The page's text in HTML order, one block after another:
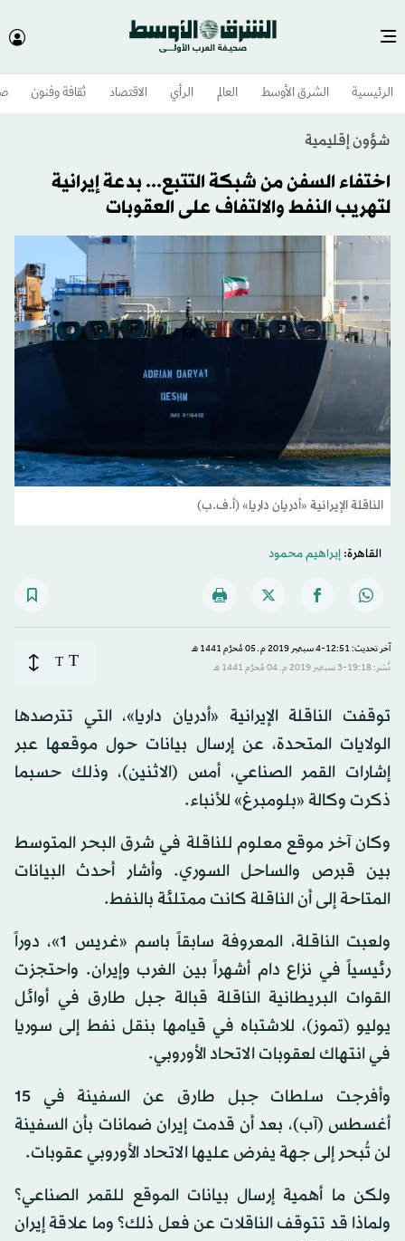
الرئيسية الشرق الأوسط​ العالم الرأي الاقتصاد ثقافة وفنون
شؤون إقليمية
اختفاء السفن من شبكة التتبع... بدعة إيرانية
لتهريب النفط والالتفاف على العقوبات
الناقلة الإيرانية «أدريان داريا» (أ.ف.ب)
القاهرة:إبراهيم محمود
آخر تحديث: 12:51-4 سبتمبر 2019 م ـ 05 مُحرَّم 1441 هـ
نُشر: 19:18-3 سبتمبر 2019 م ـ 04 مُحرَّم 1441 هـ
T
T
توقفت الناقلة الإيرانية «أدريان داريا»، التي تترصدها
الولايات المتحدة، عن إرسال بيانات حول موقعها عبر
إشارات القمر الصناعي، أمس (الاثنين)، وذلك حسبما
ذكرت وكالة «بلومبرغ» للأنباء.
وكان آخر موقع معلوم للناقلة في شرق البحر المتوسط
بين قبرص والساحل السوري. وأشار أحدث البيانات
المتاحة إلى أن الناقلة كانت ممتلئة بالنفط.
ولعبت الناقلة، المعروفة سابقاً باسم «غريس 1»، دوراً
رئيسياً في نزاع دام أشهراً بين الغرب وإيران. واحتجزت
القوات البريطانية الناقلة قبالة جبل طارق في أوائل
يوليو (تموز)، للاشتباه في قيامها بنقل نفط إلى سوريا
في انتهاك لعقوبات الاتحاد الأوروبي.
وأفرجت سلطات جبل طارق عن السفينة في 15
أغسطس (آب)، بعد أن قدمت إيران ضمانات بأن السفينة
لن تُبحر إلى جهة يفرض عليها الاتحاد الأوروبي عقوبات.
ولكن ما أهمية إرسال بيانات الموقع للقمر الصناعي؟
ولماذا قد تتوقف الناقلات عن فعل ذلك؟ وما علاقة إيران